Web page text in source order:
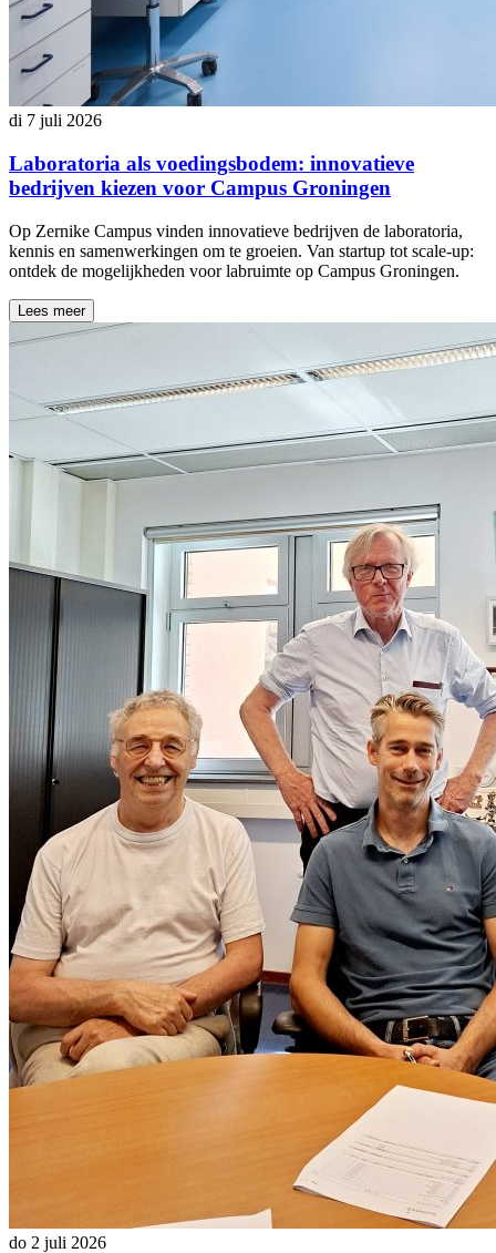
di 7 juli 2026
Laboratoria als voedingsbodem: innovatieve
bedrijven kiezen voor Campus Groningen
Op Zernike Campus vinden innovatieve bedrijven de laboratoria,
kennis en samenwerkingen om te groeien. Van startup tot scale-up:
ontdek de mogelijkheden voor labruimte op Campus Groningen.
Lees meer
do 2 juli 2026